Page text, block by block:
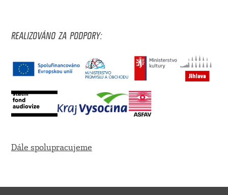
REALIZOVÁNO ZA PODPORY:
Dále spolupracujeme